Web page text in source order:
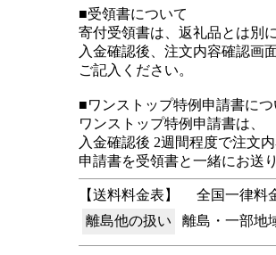
■受領書について
寄付受領書は、返礼品とは別
入金確認後、注文内容確認画
ご記入ください。
■ワンストップ特例申請書につ
ワンストップ特例申請書は、
入金確認後 2週間程度で注文
申請書を受領書と一緒にお送
【送料料金表】
全国一律料
離島他の扱い
離島・一部地